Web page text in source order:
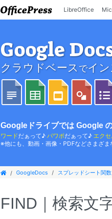
LibreOffice
Google
クラウドベース でイ
Googleドライブでは Google
ワードだぁって♪ パワポだぁって♪ エク
※他にも、動画・画像・PDFなどさまざま
GoogleDocs スプレッドシート関数
FIND｜検索文